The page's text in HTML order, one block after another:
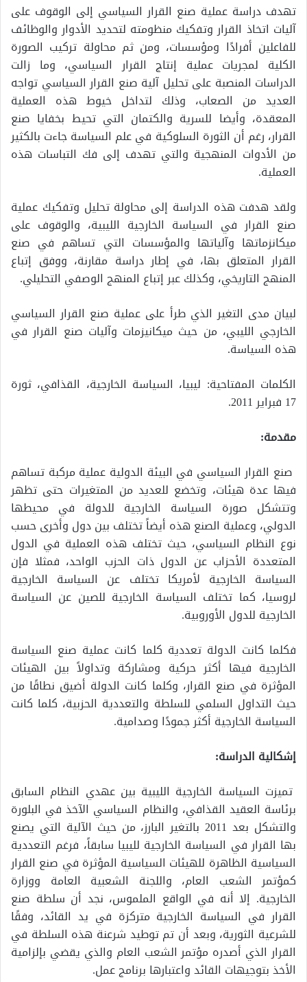
تهدف دراسة عملية صنع القرار السياسي إلى الوقوف على
آليات اتخاذ القرار وتفكيك منظومته لتحديد الأدوار والوظائف
للفاعلين أفرادًا ومؤسسات، ومن ثم محاولة تركيب الصورة
الكلية لمجريات عملية إنتاج القرار السياسي، وما زالت
الدراسات المنصبة على تحليل آلية صنع القرار السياسي تواجه
العديد من الصعاب، وذلك لتداخل خيوط هذه العملية
المعقدة، وأيضا للسرية والكتمان التي تحيط بخفايا صنع
القرار، رغم أن الثورة السلوكية في علم السياسة جاءت بالكثير
من الأدوات المنهجية والتي تهدف إلى فك التباسات هذه
العملية.
ولقد هدفت هذه الدراسة إلى محاولة تحليل وتفكيك عملية
صنع القرار في السياسة الخارجية الليبية، والوقوف على
ميكانزماتها وآلياتها والمؤسسات التي تساهم في صنع
القرار المتعلق بها، في إطار دراسة مقارنة، ووفق إتباع
المنهج التاريخي، وكذلك عبر إتباع المنهج الوصفي التحليلي.
لبيان مدى التغير الذي طرأ على عملية صنع القرار السياسي
الخارجي الليبي، من حيث ميكانيزمات وآليات صنع القرار في
هذه السياسة.
الكلمات المفتاحية: ليبيا، السياسة الخارجية، القذافي، ثورة
17 فبراير 2011.
مقدمة:
صنع القرار السياسي في البيئة الدولية عملية مركبة تساهم
فيها عدة هيئات، وتخضع للعديد من المتغيرات حتى تظهر
وتتشكل صورة السياسة الخارجية للدولة في محيطها
الدولي، وعملية الصنع هذه أيضاً تختلف بين دول وأخرى حسب
نوع النظام السياسي، حيث تختلف هذه العملية في الدول
المتعددة الأحزاب عن الدول ذات الحزب الواحد، فمثلا فإن
السياسة الخارجية لأمريكا تختلف عن السياسة الخارجية
لروسيا، كما تختلف السياسة الخارجية للصين عن السياسة
الخارجية للدول الأوروبية.
فكلما كانت الدولة تعددية كلما كانت عملية صنع السياسة
الخارجية فيها أكثر حركية ومشاركة وتداولاً بين الهيئات
المؤثرة في صنع القرار، وكلما كانت الدولة أضيق نطاقًا من
حيث التداول السلمي للسلطة والتعددية الحزبية، كلما كانت
السياسة الخارجية أكثر جمودًا وصدامية.
إشكالية الدراسة:
تميزت السياسة الخارجية الليبية بين عهدي النظام السابق
برئاسة العقيد القذافي، والنظام السياسي الآخذ في البلورة
والتشكل بعد 2011 بالتغير البارز، من حيث الآلية التي يصنع
بها القرار في السياسة الخارجية لليبيا سابقاً، فرغم التعددية
السياسية الظاهرة للهيئات السياسية المؤثرة في صنع القرار
كمؤتمر الشعب العام، واللجنة الشعبية العامة ووزارة
الخارجية. إلا أنه في الواقع الملموس، نجد أن سلطة صنع
القرار في السياسة الخارجية متركزة في يد القائد، وفقًا
للشرعية الثورية، وبعد أن تم توطيد شرعنة هذه السلطة في
القرار الذي أصدره مؤتمر الشعب العام والذي يقضي بإلزامية
الأخذ بتوجيهات القائد واعتبارها برنامج عمل.